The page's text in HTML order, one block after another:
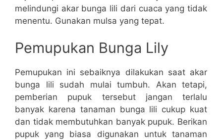
melindungi akar bunga lili dari cuaca yang tidak
menentu. Gunakan mulsa yang tepat.
Pemupukan Bunga Lily
Pemupukan ini sebaiknya dilakukan saat akar
bunga lili sudah mulai tumbuh. Akan tetapi,
pemberian pupuk tersebut jangan terlalu
banyak karena tanaman bunga lili cukup kuat
dan tidak membutuhkan banyak pupuk. Berikan
pupuk yang biasa digunakan untuk tanaman